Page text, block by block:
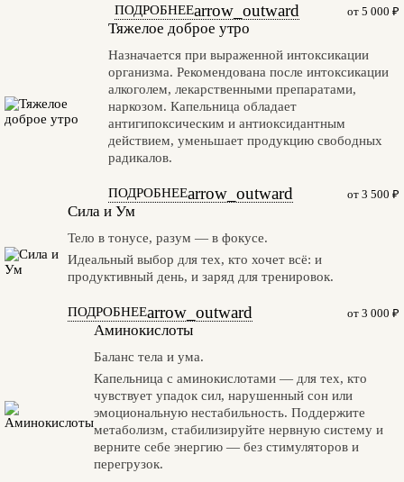
ПОДРОБНЕЕarrow_outward от 5 000 ₽
Тяжелое доброе утро
Назначается при выраженной интоксикации
организма. Рекомендована после интоксикации
алкоголем, лекарственными препаратами,
наркозом. Капельница обладает
антигипоксическим и антиоксидантным
действием, уменьшает продукцию свободных
радикалов.
ПОДРОБНЕЕarrow_outward от 3 500 ₽
Сила и Ум
Тело в тонусе, разум — в фокусе.
Идеальный выбор для тех, кто хочет всё: и
продуктивный день, и заряд для тренировок.
ПОДРОБНЕЕarrow_outward от 3 000 ₽
Аминокислоты
Баланс тела и ума.
Капельница с аминокислотами — для тех, кто
чувствует упадок сил, нарушенный сон или
эмоциональную нестабильность. Поддержите
метаболизм, стабилизируйте нервную систему и
верните себе энергию — без стимуляторов и
перегрузок.